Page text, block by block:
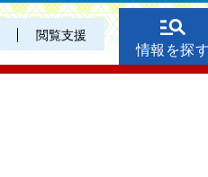
閲覧支援
情報を探す